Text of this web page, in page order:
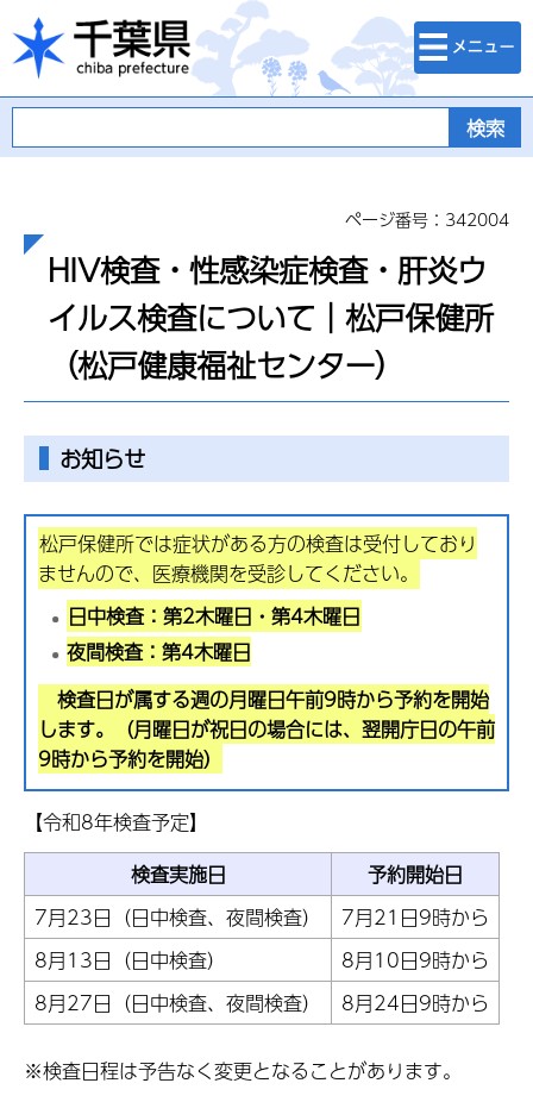
千葉県
検索・メニュ
ー
ページ番号：342004
HIV検査・性感染症検査・肝炎ウ
イルス検査について｜松戸保健所
（松戸健康福祉センター）
お知らせ
松戸保健所では症状がある方の検査は受付しており
ませんので、医療機関を受診してください。
日中検査：第2木曜日・第4木曜日
夜間検査：第4木曜日
検査日が属する週の月曜日午前9時から予約を開始
します。（月曜日が祝日の場合には、翌開庁日の午前
9時から予約を開始）
【令和8年検査予定】
検査実施日
予約開始日
7月23日（日中検査、夜間検査）
7月21日9時から
8月13日（日中検査）
8月10日9時から
8月27日（日中検査、夜間検査）
8月24日9時から
※検査日程は予告なく変更となることがあります。